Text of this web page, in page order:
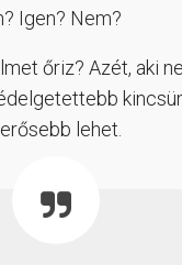
Igen? Nem?
őriz? Azét, aki
lehet.